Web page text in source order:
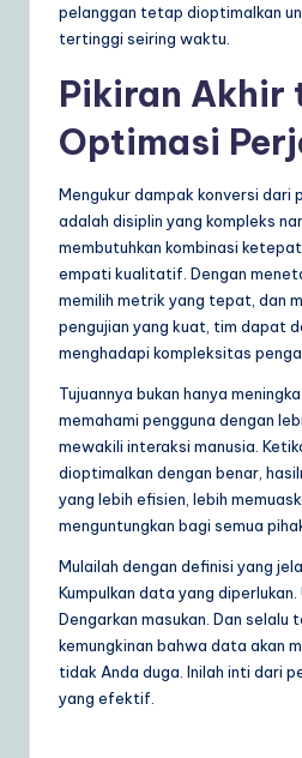
pelanggan tetap dioptimalkan
tertinggi seiring waktu.
Pikiran Akhir
Optimasi
Mengukur dampak konversi dari
adalah disiplin yang kompleks
membutuhkan kombinasi
empati kualitatif. Dengan
memilih metrik yang tepat, dan
pengujian yang kuat, tim dapat
menghadapi kompleksitas
Tujuannya bukan hanya
memahami pengguna dengan
mewakili interaksi manusia.
dioptimalkan dengan benar,
yang lebih efisien, lebih
menguntungkan bagi semua
Mulailah dengan definisi yang
Kumpulkan data yang diperlukan.
Dengarkan masukan. Dan
kemungkinan bahwa data akan
tidak Anda duga. Inilah inti dari
yang efektif.